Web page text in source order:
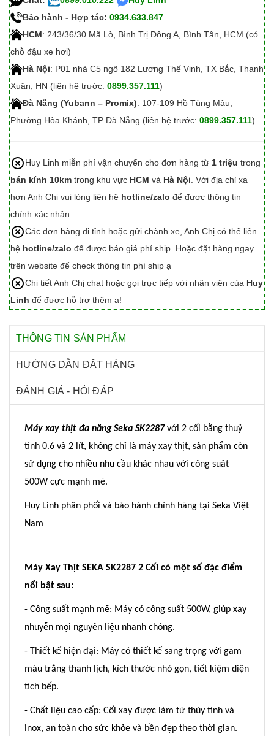
Bảo hành - Hợp tác: 0934.633.847
HCM: 243/36/30 Mã Lò, Bình Trị Đông A, Bình Tân, HCM (có
chỗ đậu xe hơi)
Hà Nội: P01 nhà C5 ngõ 182 Lương Thế Vinh, TX Bắc, Thanh
Xuân, HN (liên hệ trước: 0899.357.111)
Đà Nẵng (Yubann – Promix): 107-109 Hồ Tùng Mậu,
Phường Hòa Khánh, TP Đà Nẵng (liên hệ trước: 0899.357.111)
Huy Linh miễn phí vận chuyển cho đơn hàng từ 1 triệu trong
bán kính 10km trong khu vực HCM và Hà Nội . Với địa chỉ xa
hơn Anh Chị vui lòng liên hệ hotline/zalo để được thông tin
chính xác nhận
Các đơn hàng đi tỉnh hoặc gửi chành xe, Anh Chị có thể liên
hệ hotline/zalo để được báo giá phí ship. Hoặc đặt hàng ngay
trên website để check thông tin phí ship ạ
Chi tiết Anh Chị chat hoặc gọi trực tiếp với nhân viên của Huy
Linh để được hỗ trợ thêm ạ!
THÔNG TIN SẢN PHẨM
HƯỚNG DẪN ĐẶT HÀNG
ĐÁNH GIÁ - HỎI ĐÁP
Máy xay thịt đa năng Seka SK2287với 2 cối bằng thuỷ
tinh 0.6 và 2 lít, không chỉ là máy xay thịt, sản phẩm còn
sử dụng cho nhiều nhu cầu khác nhau với công suât
500W cực mạnh mẽ.
Huy Linh phân phối và bảo hành chính hãng tại Seka Việt
Nam
Máy Xay Thịt SEKA SK2287 2 Cối có một số đặc điểm
nổi bật sau:
- Công suất mạnh mẽ: Máy có công suất 500W, giúp xay
nhuyễn mọi nguyên liệu nhanh chóng.
- Thiết kế hiện đại: Máy có thiết kế sang trọng với gam
màu trắng thanh lịch, kích thước nhỏ gọn, tiết kiệm diện
tích bếp.
- Chất liệu cao cấp: Cối xay được làm từ thủy tinh và
inox, an toàn cho sức khỏe và bền đẹp theo thời gian.